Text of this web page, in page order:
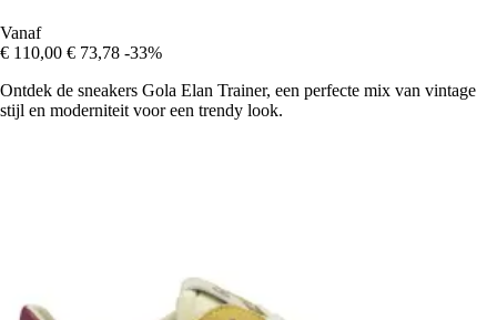
Vanaf
€ 110,00 € 73,78 -33%
Ontdek de sneakers Gola Elan Trainer, een perfecte mix van vintage
stijl en moderniteit voor een trendy look.